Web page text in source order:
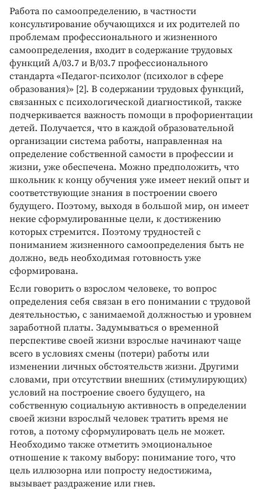
Работа по самоопределению, в частности
консультирование обучающихся и их родителей по
проблемам профессионального и жизненного
самоопределения, входит в содержание трудовых
функций А/03.7 и В/03.7 профессионального
стандарта «Педагог-психолог (психолог в сфере
образования)» [2]. В содержании трудовых функций,
связанных с психологической диагностикой, также
подчеркивается важность помощи в профориентации
детей. Получается, что в каждой образовательной
организации система работы, направленная на
определение собственной самости в профессии и
жизни, уже обеспечена. Можно предположить, что
школьник к концу обучения уже имеет некий опыт и
соответствующие знания в построении своего
будущего. Поэтому, выходя в большой мир, он имеет
некие сформулированные цели, к достижению
которых стремится. Поэтому трудностей с
пониманием жизненного самоопределения быть не
должно, ведь необходимая готовность уже
сформирована.
Если говорить о взрослом человеке, то вопрос
определения себя связан в его понимании с трудовой
деятельностью, с занимаемой должностью и уровнем
заработной платы. Задумываться о временной
перспективе своей жизни взрослые начинают чаще
всего в условиях смены (потери) работы или
изменении личных обстоятельств жизни. Другими
словами, при отсутствии внешних (стимулирующих)
условий на построение своего будущего, на
собственную социальную активность в определении
своей жизни взрослый человек тратить время не
готов, а потому сформулировать цель не может.
Необходимо также отметить эмоциональное
отношение к такому выбору: понимание того, что
цель иллюзорна или попросту недостижима,
вызывает раздражение или гнев.